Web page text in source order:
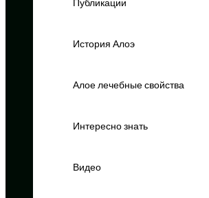
Публикации
История Алоэ
Алое лечебные свойства
Интересно знать
Видео